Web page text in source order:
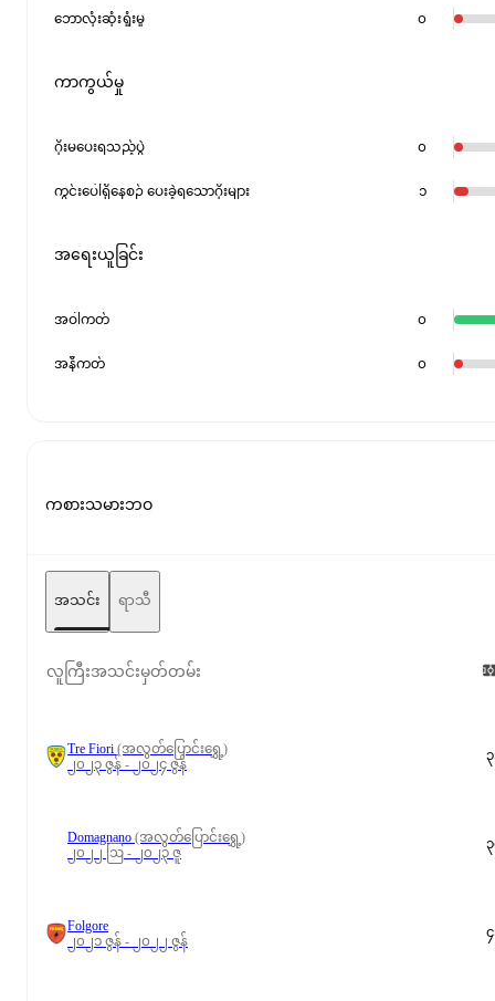
ဘောလုံးဆုံးရှုံးမှု ၀
ကာကွယ်မှု
ဂိုးမပေးရသည့်ပွဲ ၀
ကွင်းပေါ်ရှိနေစဉ် ပေးခဲ့ရသောဂိုးများ ၁
အရေးယူခြင်း
အဝါကတ် ၀
အနီကတ် ၀
ကစားသမားဘဝ
အသင်း ရာသီ
လူကြီးအသင်းမှတ်တမ်း
Tre Fiori (အလွတ်ပြောင်းရွှေ့)
၂၀၂၃ ဇွန် - ၂၀၂၄ ဇွန်
Domagnano (အလွတ်ပြောင်းရွှေ့)
၂၀၂၂ ဩ - ၂၀၂၃ ဇူ
Folgore
၂၀၂၁ ဇွန် - ၂၀၂၂ ဇွန်